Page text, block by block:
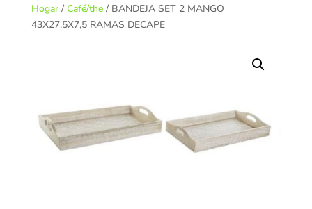
Hogar/ Café/the/ BANDEJA SET 2 MANGO
43X27,5X7,5 RAMAS DECAPE